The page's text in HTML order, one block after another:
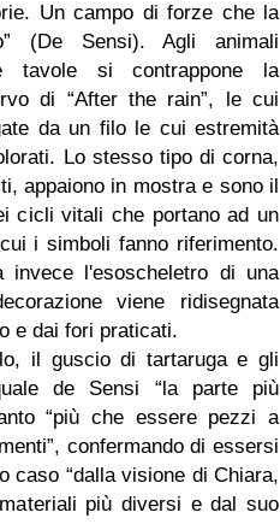
Un campo di forze che la
(De Sensi). Agli animali
tavole si contrappone la
di “After the rain”, le cui
da un filo le cui estremità
Lo stesso tipo di corna,
appaiono in mostra e sono il
cicli vitali che portano ad un
i simboli fanno riferimento.
l'esoscheletro di una
viene ridisegnata
e dai fori praticati.
il guscio di tartaruga e gli
de Sensi “la parte più
“più che essere pezzi a
confermando di essersi
caso “dalla visione di Chiara,
più diversi e dal suo